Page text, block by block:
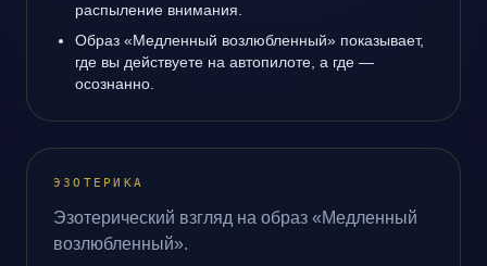
распыление внимания.
Образ «Медленный возлюбленный» показывает,
где вы действуете на автопилоте, а где —
осознанно.
ЭЗОТЕРИКА
Эзотерический взгляд на образ «Медленный
возлюбленный».